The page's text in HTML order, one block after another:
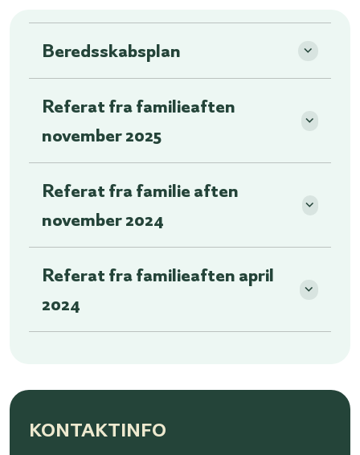
Beredsskabsplan
Referat fra familieaften
november 2025
Referat fra familie aften
november 2024
Referat fra familieaften april
2024
KONTAKTINFO